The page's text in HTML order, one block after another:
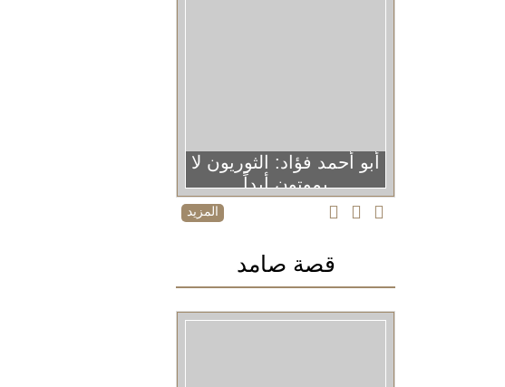
أبو أحمد فؤاد: الثوريون لا
يموتون أبداً
المزيد
قصة صامد